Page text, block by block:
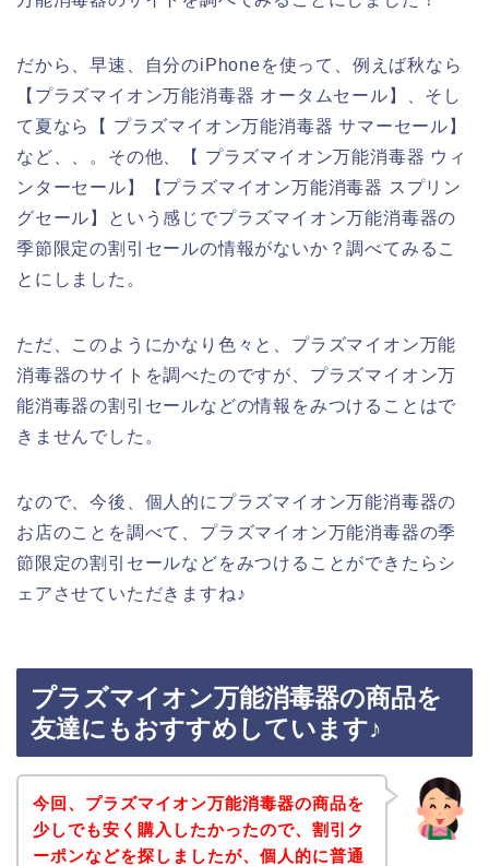
だから、早速、自分のiPhoneを使って、例えば秋なら
【プラズマイオン万能消毒器 オータムセール】、そし
て夏なら【 プラズマイオン万能消毒器 サマーセール】
など、、。その他、【 プラズマイオン万能消毒器 ウィ
ンターセール】【プラズマイオン万能消毒器 スプリン
グセール】という感じでプラズマイオン万能消毒器の
季節限定の割引セールの情報がないか？調べてみるこ
とにしました。
ただ、このようにかなり色々と、プラズマイオン万能
消毒器のサイトを調べたのですが、プラズマイオン万
能消毒器の割引セールなどの情報をみつけることはで
きませんでした。
なので、今後、個人的にプラズマイオン万能消毒器の
お店のことを調べて、プラズマイオン万能消毒器の季
節限定の割引セールなどをみつけることができたらシ
ェアさせていただきますね♪
プラズマイオン万能消毒器の商品を
友達にもおすすめしています♪
今回、プラズマイオン万能消毒器の商品を
少しでも安く購入したかったので、割引ク
ーポンなどを探しましたが、個人的に普通